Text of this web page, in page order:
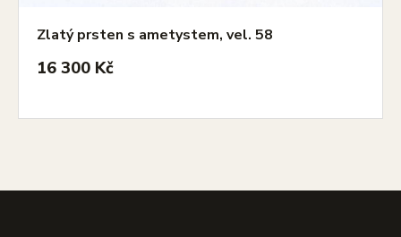
Zlatý prsten s ametystem, vel. 58
16 300 Kč